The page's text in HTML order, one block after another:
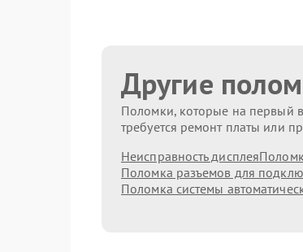
Другие
Поломки, которые на первый
требуется ремонт платы или
Неисправность дисплея
Поломка разъемов для
Поломка системы